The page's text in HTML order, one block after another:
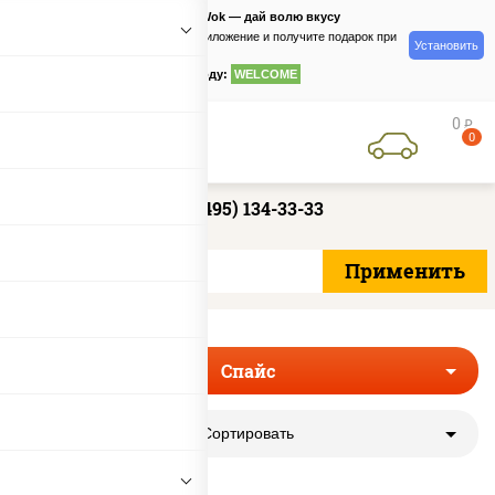
PizzaSushiWok — дай волю вкусу
Скачайте приложение и получите подарок при
по промокоду: WELCOME
Установить
0 руб
0
+7 (495) 134-33-33
Спайс
Сортировать